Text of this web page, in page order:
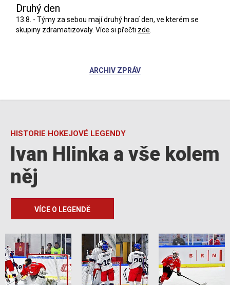
Druhý den
13.8. - Týmy za sebou mají druhý hrací den, ve kterém se
skupiny zdramatizovaly. Více si přečti zde
ARCHIV ZPRÁV
HISTORIE HOKEJOVÉ LEGENDY
Ivan Hlinka a vše kolem
něj
VÍCE O LEGENDĚ